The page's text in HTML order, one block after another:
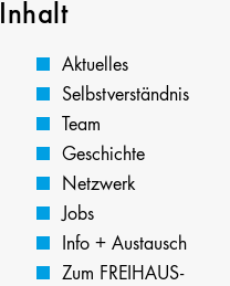
Inhalt
Aktuelles
Selbstverständnis
Team
Geschichte
Netzwerk
Jobs
Info + Austausch
Zum FREIHAUS-